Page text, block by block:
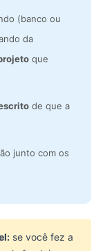
(banco ou
da
que
de que a
junto com os
se você fez a